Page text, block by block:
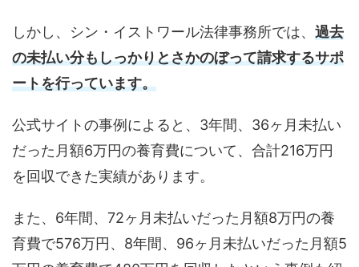
しかし、シン・イストワール法律事務所では、 過去
の未払い分もしっかりとさかのぼって請求するサポ
ートを行っています。
公式サイトの事例によると、3年間、36ヶ月未払い
だった月額6万円の養育費について、合計216万円
を回収できた実績があります。
また、6年間、72ヶ月未払いだった月額8万円の養
育費で576万円、8年間、96ヶ月未払いだった月額5